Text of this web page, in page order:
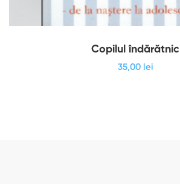
Copilul îndărătnic
35,00 lei